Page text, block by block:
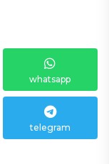
whatsapp
telegram